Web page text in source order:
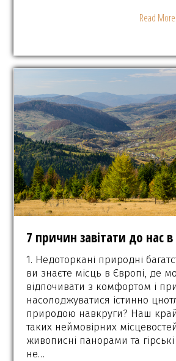
Read More
7 причин завітати до нас в
1. Недоторкані природні
ви знаєте місць в Європі, де
відпочивати з комфортом і
насолоджуватися істинно
природою навкруги? Наш
таких неймовірних
живописні панорами та
не…